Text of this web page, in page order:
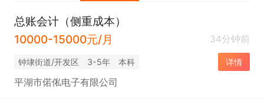
总账会计（侧重成本）
10000-15000元/月
34分钟前
钟埭街道/开发区 3-5年 本科 详情
平湖市偌俬电子有限公司